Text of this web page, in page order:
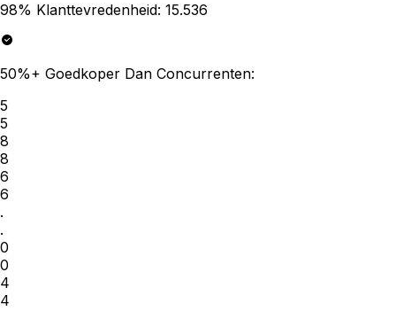
98% Klanttevredenheid: 15.536
50%+ Goedkoper Dan Concurrenten:
5
5
8
8
6
6
.
.
0
0
4
4